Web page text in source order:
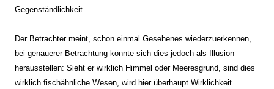
Gegenständlichkeit.
Der Betrachter meint, schon einmal Gesehenes wiederzuerkennen,
bei genauerer Betrachtung könnte sich dies jedoch als Illusion
herausstellen: Sieht er wirklich Himmel oder Meeresgrund, sind dies
wirklich fischähnliche Wesen, wird hier überhaupt Wirklichkeit